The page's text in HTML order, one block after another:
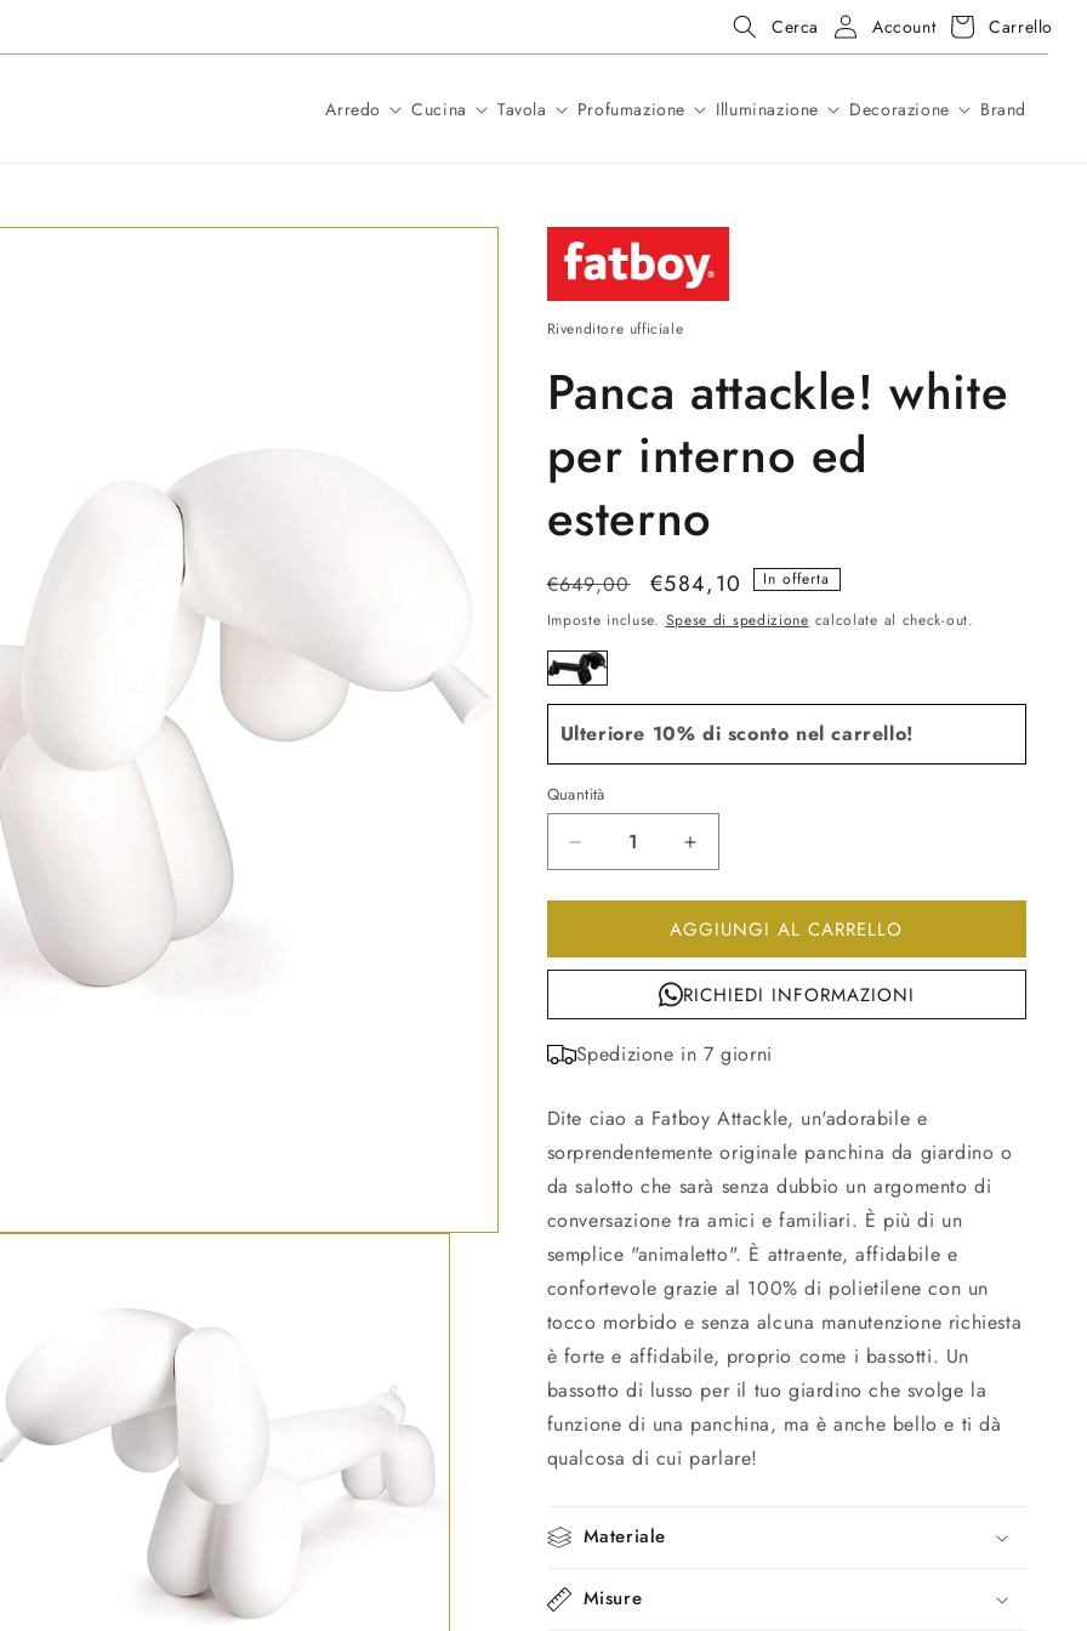
Cerca Accedi
Account Carrello
Carrello
Arredo Cucina Tavola Profumazione Illuminazione Decorazione Brand
Rivenditore ufficiale
Panca attackle! white
per interno ed
esterno
Prezzo
di
listino
€649,00
Prezzo
scontato
€584,10
In offerta
Imposte incluse. Spese di spedizione calcolate al check-out.
Ulteriore 10% di sconto nel carrello!
Quantità
Diminuisci
quantità
per
attackle!
ed
Aumenta
quantità
per
Panca
attackle!
per
ed
AGGIUNGI AL CARRELLO
RICHIEDI INFORMAZIONI
Spedizione in 7 giorni
Dite ciao a Fatboy Attackle, un'adorabile e
sorprendentemente originale panchina da giardino o
da salotto che sarà senza dubbio un argomento di
conversazione tra amici e familiari. È più di un
semplice "animaletto". È attraente, affidabile e
confortevole grazie al 100% di polietilene con un
tocco morbido e senza alcuna manutenzione richiesta
è forte e affidabile, proprio come i bassotti. Un
bassotto di lusso per il tuo giardino che svolge la
funzione di una panchina, ma è anche bello e ti dà
qualcosa di cui parlare!
Materiale
Misure